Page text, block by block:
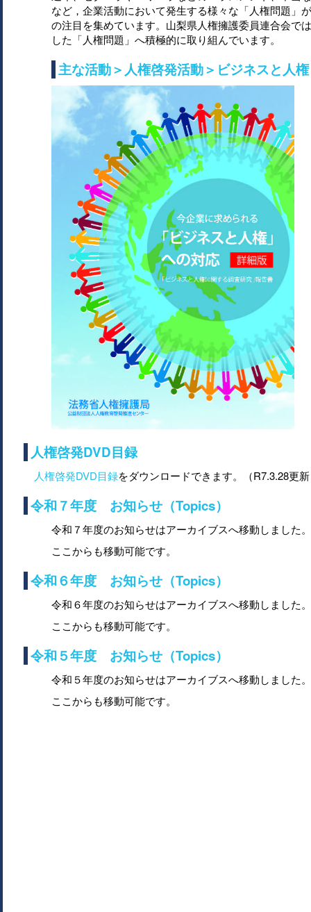
など，企業活動において発生する様々な「人権問題」
の注目を集めています。山梨県人権擁護委員連合会で
した「人権問題」へ積極的に取り組んでいます。
主な活動＞人権啓発活動＞ビジネスと人権
人権啓発DVD目録
人権啓発DVD目録をダウンロードできます。（R7.3.28更
令和７年度 お知らせ（Topics）
令和７年度のお知らせはアーカイブスへ移動しました。
ここからも移動可能です。
令和６年度 お知らせ（Topics）
令和６年度のお知らせはアーカイブスへ移動しました。
ここからも移動可能です。
令和５年度 お知らせ（Topics）
令和５年度のお知らせはアーカイブスへ移動しました。
ここからも移動可能です。